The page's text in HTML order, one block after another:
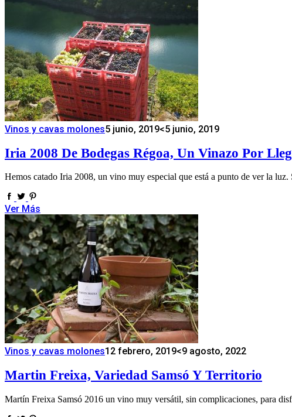
Vinos y cavas molones5 junio, 2019<5 junio, 2019
Iria 2008 De Bodegas Régoa, Un Vinazo Por
Hemos catado Iria 2008, un vino muy especial que está a punto de ver la
Ver Más
Vinos y cavas molones12 febrero, 2019<9 agosto, 2022
Martin Freixa, Variedad Samsó Y Territorio
Martín Freixa Samsó 2016 un vino muy versátil, sin complicaciones, para